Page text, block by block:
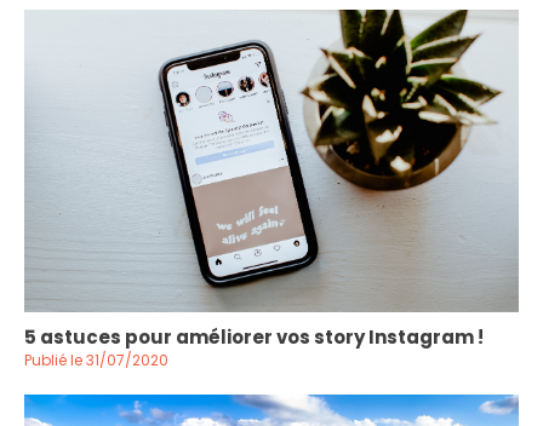
5 astuces pour améliorer vos story Instagram !
Publié le 31/07/2020